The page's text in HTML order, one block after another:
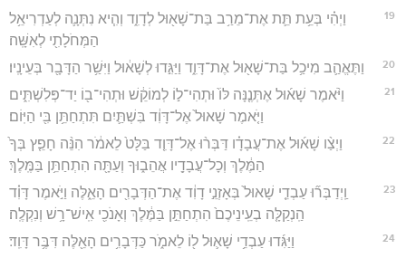
19
וַיְהִ֗י בְּעֵ֥ת תֵּ֛ת אֶת־מֵרַ֥ב בַּת־שָׁא֖וּל לְדָוִ֑ד וְהִ֧יא נִתְּנָ֛ה לְעַדְרִיאֵ֥ל
הַמְּחֹלָתִ֖י לְאִשָּֽׁה׃
20 וַתֶּאֱהַ֛ב מִיכַ֥ל בַּת־שָׁא֖וּל אֶת־דָּוִ֑ד וַיַּגִּ֣דוּ לְשָׁא֔וּל וַיִּשַׁ֥ר הַדָּבָ֖ר בְּעֵינָֽיו׃
21
וַיֹּ֨אמֶר שָׁא֜וּל אֶתְּנֶ֤נָּה לּוֹ֙ וּתְהִי־ל֣וֹ לְמוֹקֵ֔שׁ וּתְהִי־ב֖וֹ יַד־פְּלִשְׁתִּ֑ים
וַיֹּ֤אמֶר שָׁאוּל֙ אֶל־דָּוִ֔ד בִּשְׁתַּ֛יִם תִּתְחַתֵּ֥ן בִּ֖י הַיּֽוֹם׃
22
וַיְצַ֨ו שָׁא֜וּל אֶת־עֲבָדָ֗ו דַּבְּר֨וּ אֶל־דָּוִ֤ד בַּלָּט֙ לֵאמֹ֔ר הִנֵּ֨ה חָפֵ֤ץ בְּךָ֙
הַמֶּ֔לֶךְ וְכָל־עֲבָדָ֖יו אֲהֵב֑וּךָ וְעַתָּ֖ה הִתְחַתֵּ֥ן בַּמֶּֽלֶךְ׃
23
וַֽיְדַבְּר֞וּ עַבְדֵ֤י שָׁאוּל֙ בְּאָזְנֵ֣י דָוִ֔ד אֶת־הַדְּבָרִ֖ים הָאֵ֑לֶּה וַיֹּ֣אמֶר דָּוִ֗ד
הַֽנְקַלָּ֤ה בְעֵֽינֵיכֶם֙ הִתְחַתֵּ֣ן בַּמֶּ֔לֶךְ וְאָנֹכִ֖י אִֽישׁ־רָ֥שׁ וְנִקְלֶֽה׃
24 וַיַּגִּ֜דוּ עַבְדֵ֥י שָׁא֛וּל ל֖וֹ לֵאמֹ֑ר כַּדְּבָרִ֥ים הָאֵ֖לֶּה דִּבֶּ֥ר דָּוִֽד׃